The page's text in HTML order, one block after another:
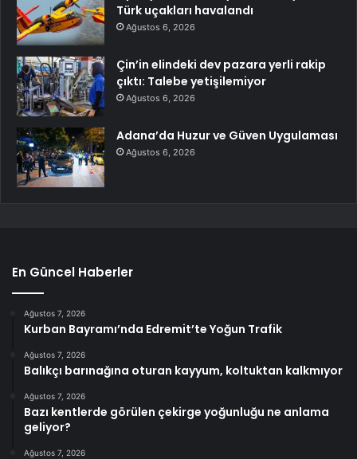
Türk uçakları havalandı
Ağustos 6, 2026
Çin’in elindeki dev pazara yerli rakip
çıktı: Talebe yetişilemiyor
Ağustos 6, 2026
Adana’da Huzur ve Güven Uygulaması
Ağustos 6, 2026
En Güncel Haberler
Ağustos 7, 2026
Kurban Bayramı’nda Edremit’te Yoğun Trafik
Ağustos 7, 2026
Balıkçı barınağına oturan kayyum, koltuktan kalkmıyor
Ağustos 7, 2026
Bazı kentlerde görülen çekirge yoğunluğu ne anlama
geliyor?
Ağustos 7, 2026